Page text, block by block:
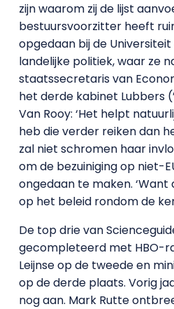
zijn waarom zij de lijst
bestuursvoorzitter heeft
opgedaan bij de
landelijke politiek, waar ze
staatssecretaris van
het derde kabinet Lubbers
Van Rooy: ‘Het helpt
heb die verder reiken dan
zal niet schromen haar
om de bezuiniging op niet-
ongedaan te maken.
op het beleid rondom de
De top drie van
gecompleteerd met HBO-
Leijnse op de tweede en
op de derde plaats. Vorig
nog aan. Mark Rutte